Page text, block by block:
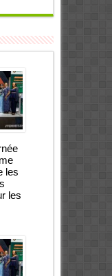
les
les